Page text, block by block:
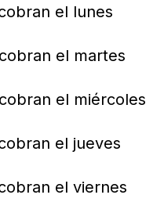
el lunes
el martes
el miércoles
el jueves
el viernes